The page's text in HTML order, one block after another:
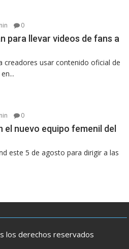
0
para llevar videos de fans a
creadores usar contenido oficial de
0
nuevo equipo femenil del
este 5 de agosto para dirigir a las
los derechos reservados